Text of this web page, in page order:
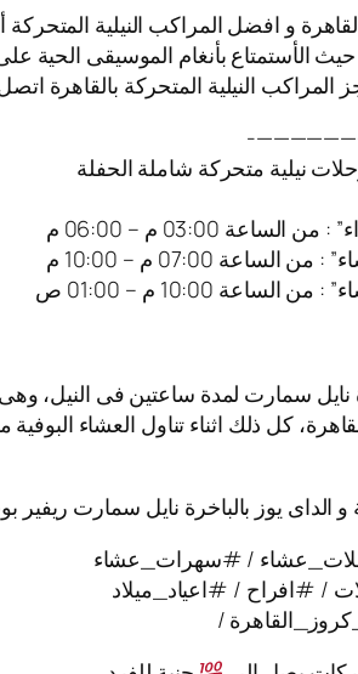
و افضل المراكب النيلية
الأستمتاع بأنغام الموسيقى الحية
النيلية المتحركة بالقاهرة
نيلية متحركة شاملة الحفلة
03:00 م – 06:00 م
07:00 م – 10:00 م
10:00 م – 01:00 ص
نايل سمارت لمدة ساعتين فى النيل،
كل ذلك اثناء تناول العشاء
الداى يوز بالباخرة نايل سمارت ريفير
/ #سهرات_عشاء
/ #افراح / #اعياد_ميلاد
/